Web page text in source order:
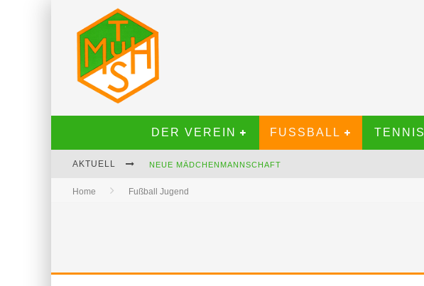
DER VEREIN FUSSBALL TENNIS
AKTUELL NEUE MÄDCHENMANNSCHAFT
STARKER PARTNER FÜR UNSER U15-JUNIOREN!
Home Fußball Jugend